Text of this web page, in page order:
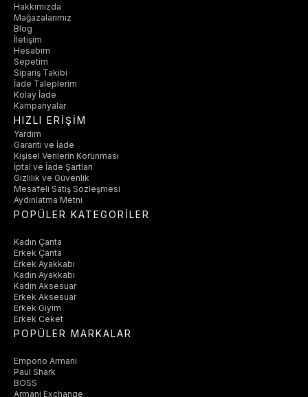
Hakkımızda
Mağazalarımız
Blog
İletişim
Hesabım
Sepetim
Sipariş Takibi
İade Taleplerim
Kolay İade
Kampanyalar
HIZLI ERİŞİM
Yardım
Garanti ve İade
Kişisel Verilerin Korunması
İptal ve İade Şartları
Gizlilik ve Güvenlik
Mesafeli Satış Sözleşmesi
Aydınlatma Metni
POPÜLER KATEGORİLER
Kadın Çanta
Erkek Çanta
Erkek Ayakkabı
Kadın Ayakkabı
Kadın Aksesuar
Erkek Aksesuar
Erkek Giyim
Erkek Ceket
POPÜLER MARKALAR
Emporio Armani
Paul Shark
BOSS
Armani Exchange